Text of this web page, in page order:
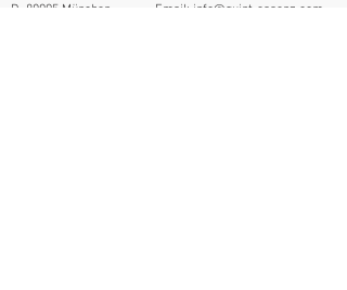
D- 80995 München
Email: info@quint-essenz.com